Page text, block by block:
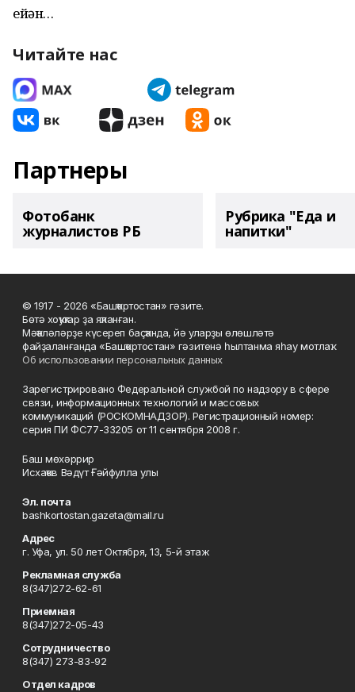
ейән…
Читайте нас
Партнеры
Фотобанк
журналистов РБ
Рубрика "Еда и
напитки"
© 1917 - 2026 «Башҡортостан» гәзите.
Бөтә хоҡуҡтар ҙа яҡланған.
Мәҡәләләрҙе күсереп баҫҡанда, йә уларҙы өлөшләтә
файҙаланғанда «Башҡортостан» гәзитенә һылтанма яһау мотлаҡ.
Об использовании персональных данных
Зарегистрировано Федеральной службой по надзору в сфере
связи, информационных технологий и массовых
коммуникаций (РОСКОМНАДЗОР). Регистрационный номер:
серия ПИ ФС77-33205 от 11 сентября 2008 г.
Баш мөхәррир
Исхаҡов Вәдүт Ғәйфулла улы
Эл. почта
bashkortostan.gazeta@mail.ru
Адрес
г. Уфа, ул. 50 лет Октября, 13, 5-й этаж
Рекламная служба
8(347)272-62-61
Приемная
8(347)272-05-43
Сотрудничество
8(347) 273-83-92
Отдел кадров